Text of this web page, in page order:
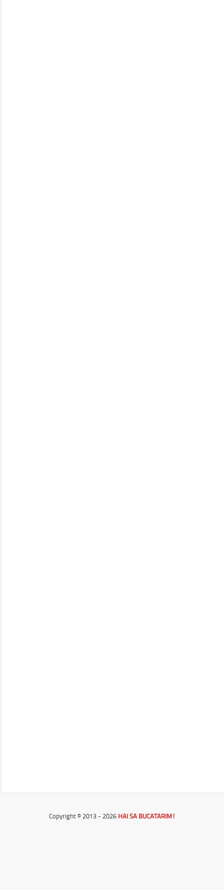
Copyright © 2013 - 2026 HAI SA BUCATARIM!